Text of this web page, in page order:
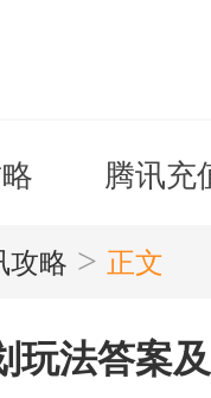
腾讯充
攻略 > 正文
玩法答案